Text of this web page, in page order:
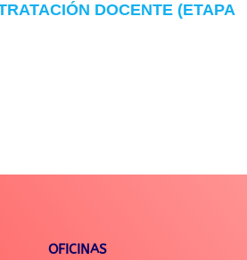
DOCENTE (ETAPA
OFICINAS